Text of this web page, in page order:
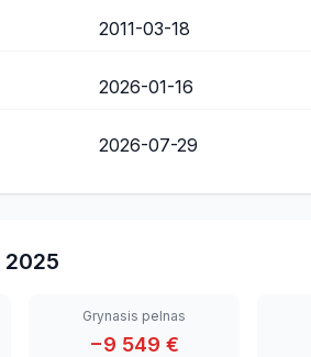
2011-03-18
2026-01-16
2026-07-29
2025
Grynasis pelnas
−9 549 €